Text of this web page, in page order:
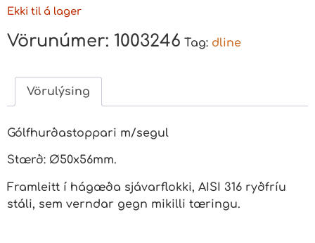
Ekki til á lager
Vörunúmer: 1003246 Tag: dline
Vörulýsing
Gólfhurðastoppari m/segul
Stærð: Ø50x56mm.
Framleitt í hágæða sjávarflokki, AISI 316 ryðfríu
stáli, sem verndar gegn mikilli tæringu.